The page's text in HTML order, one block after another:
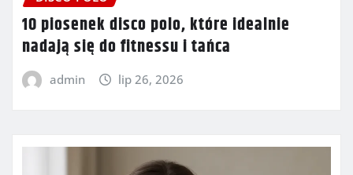
10 piosenek disco polo, które idealnie
nadają się do fitnessu i tańca
admin lip 26, 2026